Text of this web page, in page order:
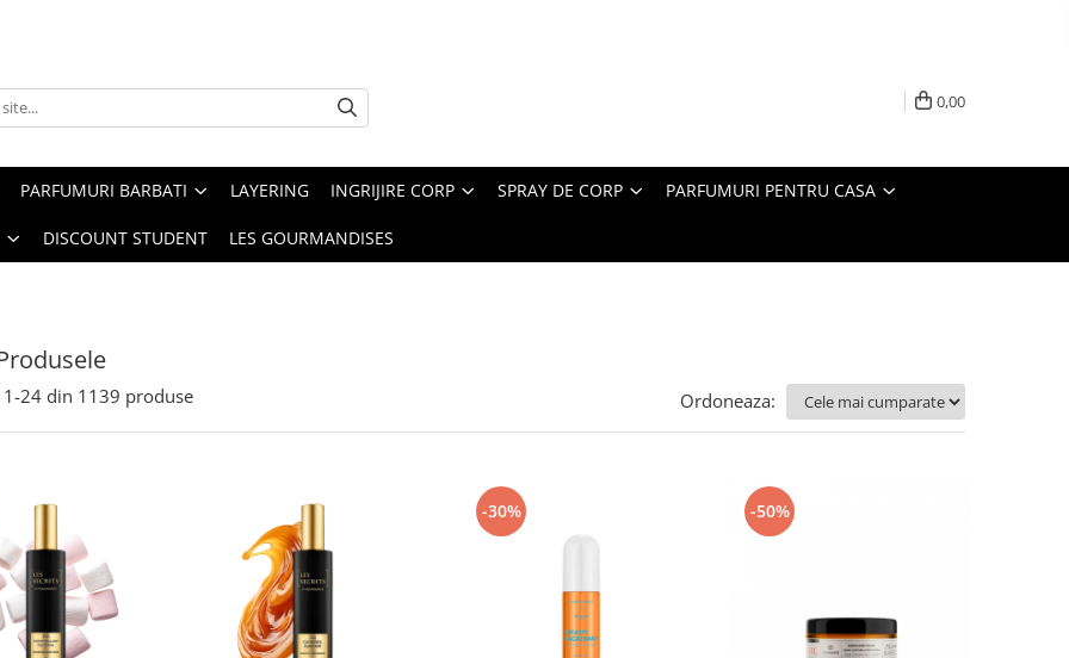
0,00
PARFUMURI BARBATI LAYERING INGRIJIRE CORP SPRAY DE CORP PARFUMURI PENTRU CASA
DISCOUNT STUDENT LES GOURMANDISES
1-24 din 1139 produse Ordoneaza:
-30% -50%